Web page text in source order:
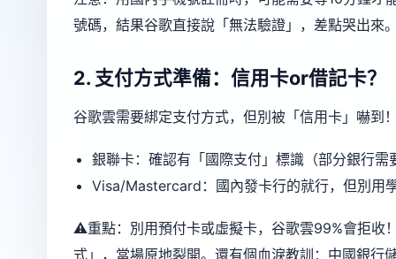
號碼，結果谷歌直接說「無法驗證」，差點哭出來
2. 支付方式準備：信用卡or借記卡？
谷歌雲需要綁定支付方式，但別被「信用卡」嚇到
銀聯卡：確認有「國際支付」標識（部分銀行需
Visa/Mastercard：國內發卡行的就行，但別用
⚠️重點：別用預付卡或虛擬卡，谷歌雲99%會拒收
式」，當場原地裂開。還有個血淚教訓：中國銀行